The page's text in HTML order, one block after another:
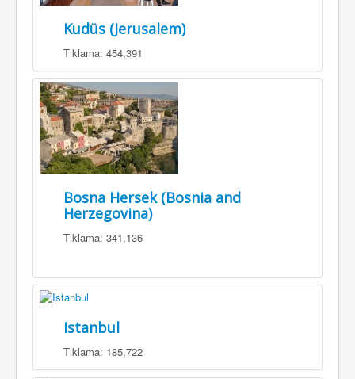
Kudüs (Jerusalem)
Tıklama: 454,391
Bosna Hersek (Bosnia and
Herzegovina)
Tıklama: 341,136
Istanbul
Tıklama: 185,722